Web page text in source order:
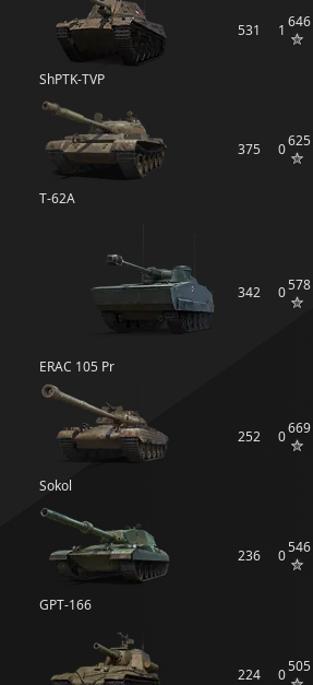
ShPTK-TVP
531 1 646
Т-62А
375 0625
ERAC 105 Pr
342 0578
Sokol
252 0669
GPT-166
236 0546
224 0505